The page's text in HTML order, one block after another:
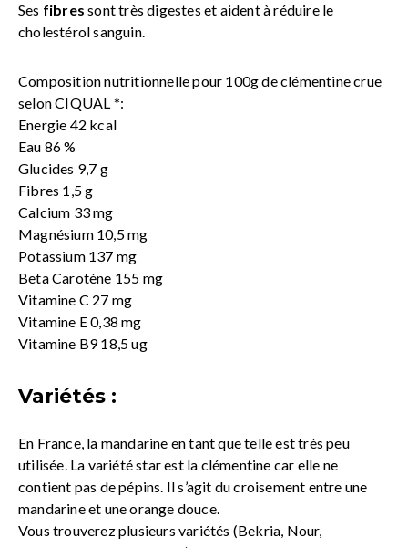
Ses fibres sont très digestes et aident à réduire le
cholestérol sanguin.
Composition nutritionnelle pour 100g de clémentine crue
selon CIQUAL *:
Energie 42 kcal
Eau 86 %
Glucides 9,7 g
Fibres 1,5 g
Calcium 33 mg
Magnésium 10,5 mg
Potassium 137 mg
Beta Carotène 155 mg
Vitamine C 27 mg
Vitamine E 0,38 mg
Vitamine B9 18,5 ug
Variétés :
En France, la mandarine en tant que telle est très peu
utilisée. La variété star est la clémentine car elle ne
contient pas de pépins. Il s’agit du croisement entre une
mandarine et une orange douce.
Vous trouverez plusieurs variétés (Bekria, Nour,